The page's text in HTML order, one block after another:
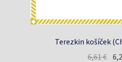
Terezkin košíček
6,61€